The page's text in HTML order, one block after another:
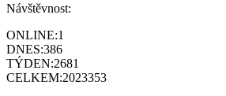
Návštěvnost:
ONLINE:1
DNES:386
TÝDEN:2681
CELKEM:2023353